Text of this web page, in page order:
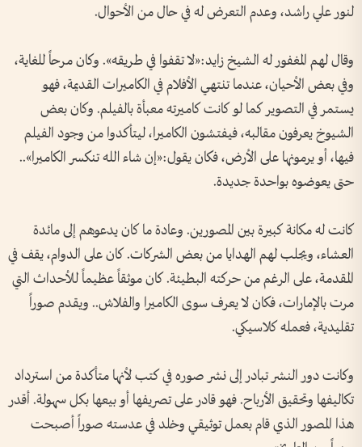
لنور علي راشد، وعدم التعرض له في حال من الأحوال.
وقال لهم المغفور له الشيخ زايد:«لا تقفوا في طريقه». وكان مرحاً للغاية،
وفي بعض الأحيان، عندما تنتهي الأفلام في الكاميرات القديمة، فهو
يستمر في التصوير كما لو كانت كاميرته معبأة بالفيلم. وكان بعض
الشيوخ يعرفون مقالبه، فيفتشون الكاميرا، ليتأكدوا من وجود الفيلم
فيها، أو يرمونها على الأرض، فكان يقول:«إن شاء الله تنكسر الكاميرا»..
حتى يعوضوه بواحدة جديدة.
كانت له مكانة كبيرة بين المصورين. وعادة ما كان يدعوهم إلى مائدة
العشاء، ويجلب لهم الهدايا من بعض الشركات. كان على الدوام، يقف في
المقدمة، على الرغم من حركته البطيئة. كان موثقاً عظيماً للأحداث التي
مرت بالإمارات، فكان لا يعرف سوى الكاميرا والفلاش.. ويقدم صوراً
تقليدية، فعمله كلاسيكي.
وكانت دور النشر تبادر إلى نشر صوره في كتب لأنها متأكدة من استرداد
تكاليفها وتحقيق الأرباح. فهو قادر على تصريفها أو بيعها بكل سهولة. أقدر
هذا المصور الذي قام بعمل توثيقي وخلد في عدسته صوراً أصبحت